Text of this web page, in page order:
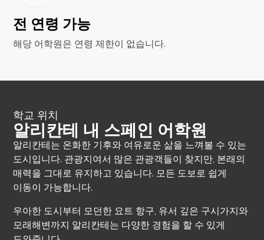
전 연령 가능
해당 어학원은 연령 제한이 없습니다.
학교 위치
알리칸테 내 스페인 어학원
알리칸테는 온화한 기후와 여유로운 삶을 느껴볼 수 있는
도시입니다. 관광지여서 많은 관광객들이 찾지만, 본래의
매력을 그대로 유지하고 있습니다. 모든 도보로 쉽게
이동이 가능합니다.
우아한 도시부터 모던한 요트 항구, 유서 깊은 구시가지와
모래해변까지 알리칸테는 다양한 경험을 할 수 있게